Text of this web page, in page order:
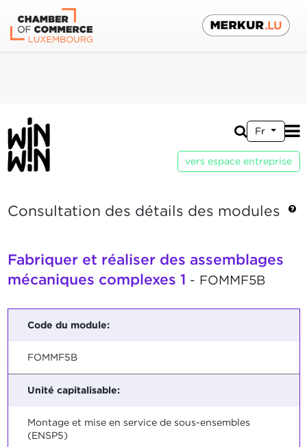
Fr
vers espace entreprise
Consultation des détails des modules
Fabriquer et réaliser des assemblages
mécaniques complexes 1 - FOMMF5B
Code du module:
FOMMF5B
Unité capitalisable:
Montage et mise en service de sous-ensembles
(ENSP5)